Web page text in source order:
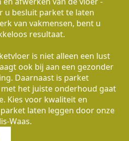
u besluit parket te laten
van vakmensen, bent u
resultaat.
is niet alleen een lust
ook bij aan een gezonder
Daarnaast is parket
het juiste onderhoud gaat
Kies voor kwaliteit en
laten leggen door onze
Waas.